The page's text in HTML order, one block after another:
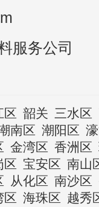
服务公司
区 韶关 三水区
南区 潮阳区
金湾区 香洲区
区 宝安区 南山
从化区 南沙区
区 海珠区 越秀